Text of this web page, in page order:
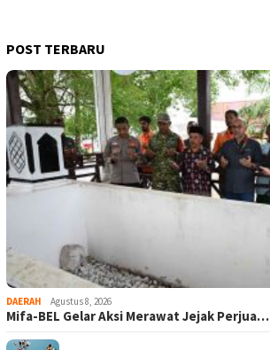
POST TERBARU
DAERAH Agustus 8, 2026
Mifa-BEL Gelar Aksi Merawat Jejak Perjua…